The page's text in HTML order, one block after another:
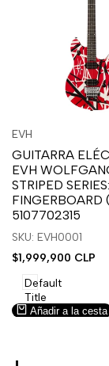
sesión
para
usar
la
lista
deseos.
para
usar
Compare
Proveedor:
EVH
GUITARRA
EVH
STRIPED
FINGERBOARD
5107702315
SKU: EVH0001
Precio
venta
$1,999,900 CLP
Default
Title
Añadir a la cesta